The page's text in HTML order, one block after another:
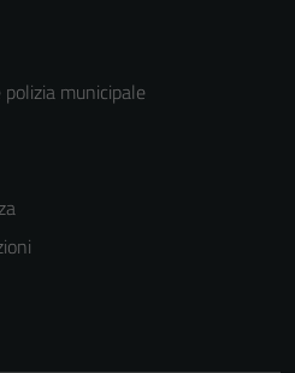
polizia municipale